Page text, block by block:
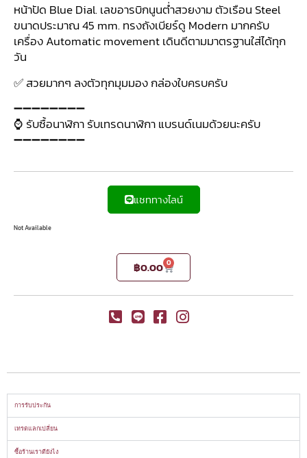
หน้าปัด Blue Dial. เลขอารบิกนูนต่ำสวยงาม ตัวเรือน Steel
ขนาดประมาณ 45 mm. ทรงถังเบียร์ดู Modern มากครับ
เครื่อง Automatic movement เดินดีตามมาตรฐานใส่ได้ทุก
วัน
✅ สวยมากๆ ลงตัวทุกมุมมอง กล่องใบครบครับ
➖➖➖➖➖➖➖➖
⌚ รับซื้อนาฬิกา รับเทรดนาฬิกา แบรนด์เนมด้วยนะครับ
➖➖➖➖➖➖➖➖
แชททางไลน์
Not Available
฿0.00 0
การรับประกัน
เทรดแลกเปลี่ยน
ซื้อร้านเราดียังไง